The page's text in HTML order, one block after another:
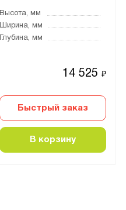
Высота, мм
Ширина, мм
Глубина, мм
14 525₽
Быстрый заказ
В корзину